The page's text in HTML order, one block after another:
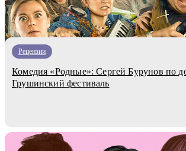
Рецензии
Комедия «Родные»: Сергей Бурунов по
Грушинский фестиваль